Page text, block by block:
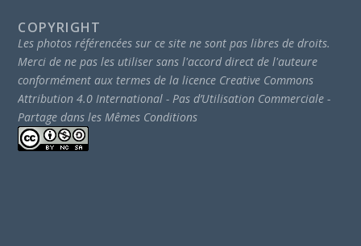
COPYRIGHT
Les photos référencées sur ce site ne sont pas libres de droits.
Merci de ne pas les utiliser sans l'accord direct de l'auteure
conformément aux termes de la licence Creative Commons
Attribution 4.0 International - Pas d’Utilisation Commerciale -
Partage dans les Mêmes Conditions